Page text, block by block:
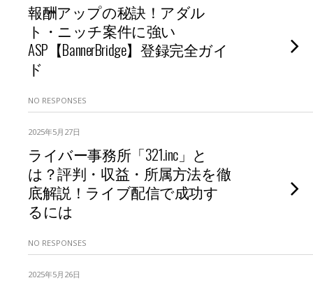
報酬アップの秘訣！アダル
ト・ニッチ案件に強い
ASP【BannerBridge】登録完全ガイ
ド
NO RESPONSES
2025年5月27日
ライバー事務所「321.inc」と
は？評判・収益・所属方法を徹
底解説！ライブ配信で成功す
るには
NO RESPONSES
2025年5月26日